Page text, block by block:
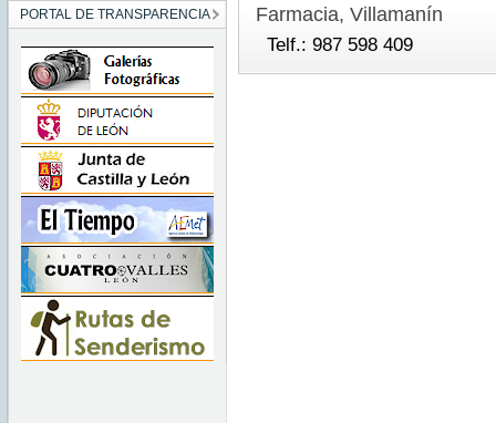
PORTAL DE TRANSPARENCIA
Farmacia, Villamanín
Telf.: 987 598 409